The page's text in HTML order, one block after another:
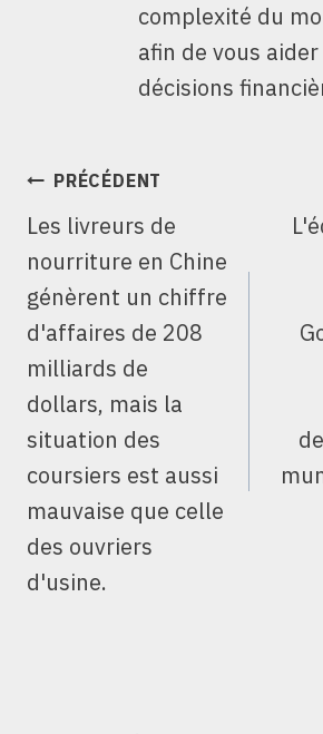
complexité du
afin de vous
décisions
NAVIGATION
L’ARTICLE
PRÉCÉDENT
Les livreurs de
nourriture en Chine
génèrent un chiffre
d'affaires de 208
milliards de
dollars, mais la
situation des
coursiers est aussi
mauvaise que celle
des ouvriers
d'usine.